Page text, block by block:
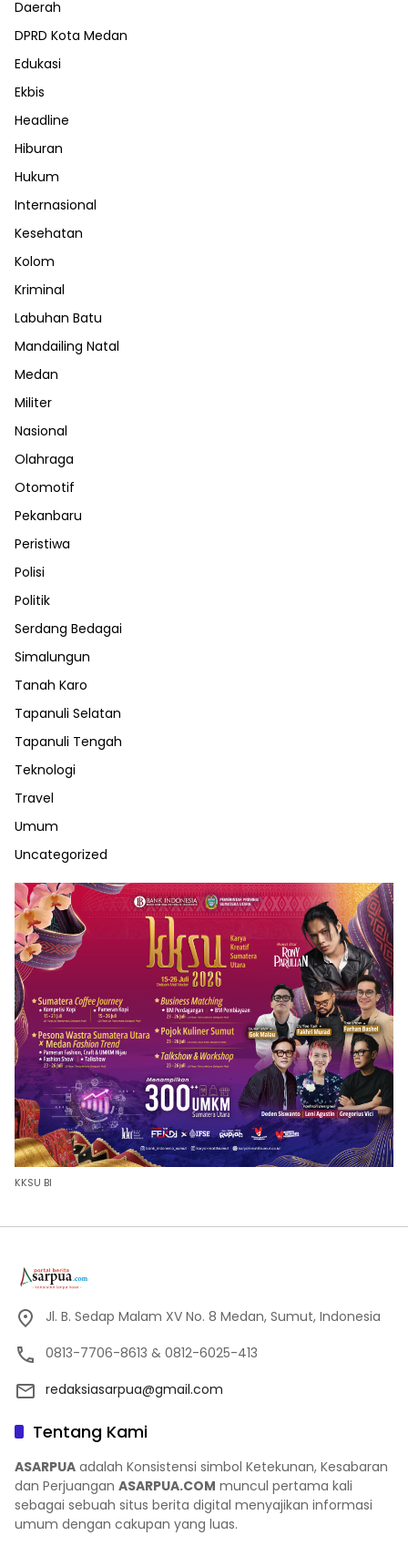
Daerah
DPRD Kota Medan
Edukasi
Ekbis
Headline
Hiburan
Hukum
Internasional
Kesehatan
Kolom
Kriminal
Labuhan Batu
Mandailing Natal
Medan
Militer
Nasional
Olahraga
Otomotif
Pekanbaru
Peristiwa
Polisi
Politik
Serdang Bedagai
Simalungun
Tanah Karo
Tapanuli Selatan
Tapanuli Tengah
Teknologi
Travel
Umum
Uncategorized
KKSU BI
Jl. B. Sedap Malam XV No. 8 Medan, Sumut, Indonesia
0813-7706-8613 & 0812-6025-413
redaksiasarpua@gmail.com
Tentang Kami
ASARPUA adalah Konsistensi simbol Ketekunan, Kesabaran
dan Perjuangan ASARPUA.COM muncul pertama kali
sebagai sebuah situs berita digital menyajikan informasi
umum dengan cakupan yang luas.